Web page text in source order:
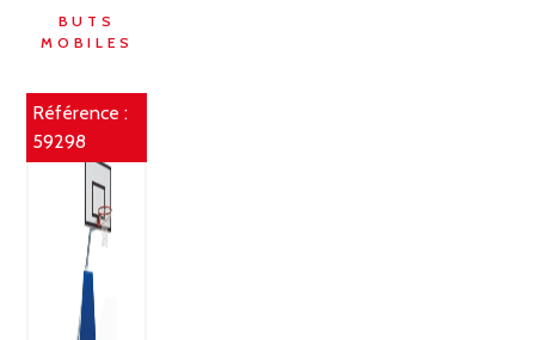
BUTS
MOBILES
Référence :
59298